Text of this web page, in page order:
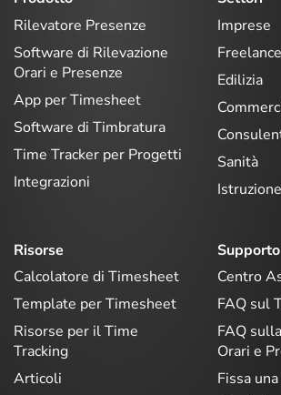
Rilevatore Presenze
Software di Rilevazione
Orari e Presenze
App per Timesheet
Software di Timbratura
Time Tracker per Progetti
Integrazioni
Imprese
Edilizia
Sanità
Istruzione
Risorse
Calcolatore di Timesheet
Template per Timesheet
Risorse per il Time
Tracking
Articoli
Supporto
Centro
FAQ sul
FAQ
Orari e
Fissa